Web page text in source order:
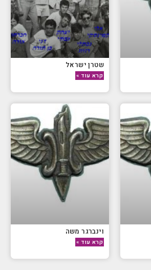
שטרן ישראל
קרא עוד »
וינברגר משה
קרא עוד »